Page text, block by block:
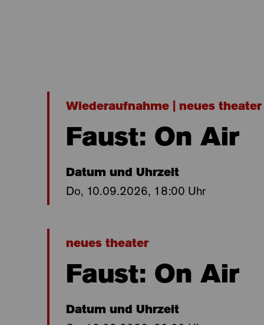
Wiederaufnahme | neues theater
Faust: On Air
Datum und Uhrzeit
Do, 10.09.2026, 18:00 Uhr
neues theater
Faust: On Air
Datum und Uhrzeit